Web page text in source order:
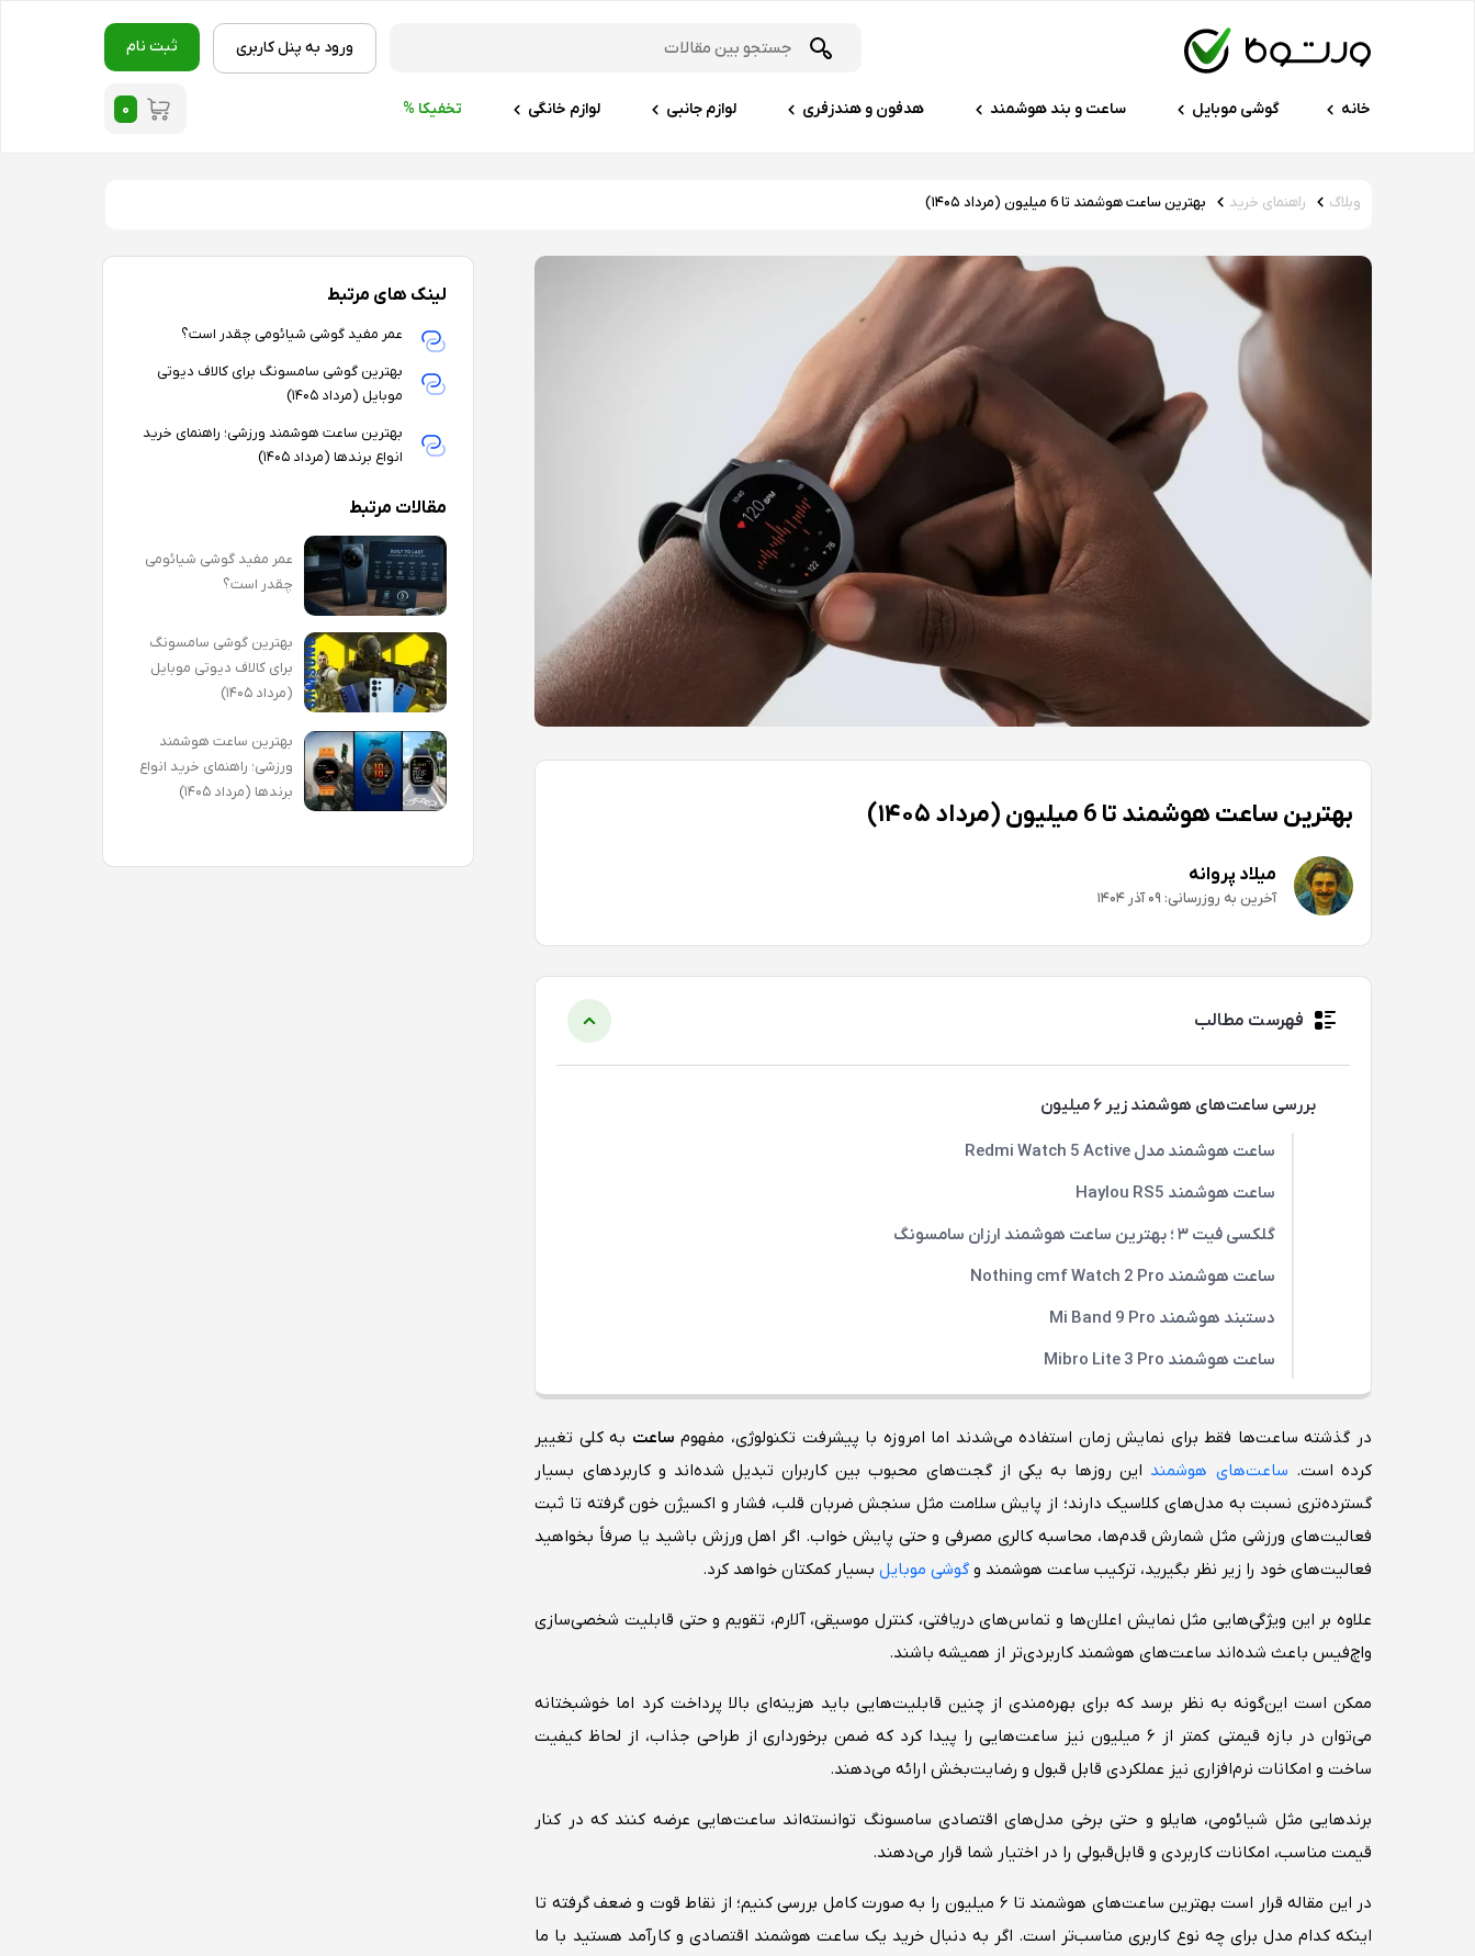
ورود به پنل کاربری ثبت نام
خانه گوشی موبایل ساعت و بند هوشمند هدفون و هندزفری لوازم جانبی لوازم خانگی تخفیکا % ۰
وبلاگ راهنمای خرید بهترین ساعت هوشمند تا 6 میلیون (مرداد ۱۴۰۵)
بهترین ساعت هوشمند تا 6 میلیون (مرداد ۱۴۰۵)
میلاد پروانه
آخرین به روزرسانی: ۰۹ آذر ۱۴۰۴
فهرست مطالب
بررسی ساعت‌های هوشمند زیر ۶ میلیون
ساعت هوشمند مدل Redmi Watch 5 Active
ساعت هوشمند Haylou RS5
گلکسی فیت ۳ ؛‌ بهترین ساعت هوشمند ارزان سامسونگ
ساعت هوشمند Nothing cmf Watch 2 Pro
دستبند هوشمند Mi Band 9 Pro
ساعت هوشمند Mibro Lite 3 Pro
در گذشته ساعت‌ها فقط برای نمایش زمان استفاده می‌شدند اما امروزه با پیشرفت تکنولوژی، مفهوم ساعت به‌ کلی تغییر
کرده است. ساعت‌های هوشمند این روزها به یکی از گجت‌های محبوب بین کاربران تبدیل شده‌اند و کاربردهای بسیار
گسترده‌تری نسبت به مدل‌های کلاسیک دارند؛ از پایش سلامت مثل سنجش ضربان قلب، فشار و اکسیژن خون گرفته تا ثبت
فعالیت‌های ورزشی مثل شمارش قدم‌ها، محاسبه کالری مصرفی و حتی پایش خواب. اگر اهل ورزش باشید یا صرفاً بخواهید
فعالیت‌های خود را زیر نظر بگیرید، ترکیب ساعت هوشمند وگوشی موبایل بسیار کمکتان خواهد کرد.
علاوه بر این ویژگی‌هایی مثل نمایش اعلان‌ها و تماس‌های دریافتی، کنترل موسیقی، آلارم، تقویم و حتی قابلیت شخصی‌سازی
واچ‌فیس باعث شده‌اند ساعت‌های هوشمند کاربردی‌تر از همیشه باشند.
ممکن است این‌گونه به نظر برسد که برای بهره‌مندی از چنین قابلیت‌هایی باید هزینه‌ای بالا پرداخت کرد اما خوشبختانه
می‌توان در بازه قیمتی کمتر از ۶ میلیون نیز ساعت‌هایی را پیدا کرد که ضمن برخورداری از طراحی جذاب، از لحاظ کیفیت
ساخت و امکانات نرم‌افزاری نیز عملکردی قابل قبول و رضایت‌بخش ارائه می‌دهند.
برندهایی مثل شیائومی، هایلو و حتی برخی مدل‌های اقتصادی سامسونگ توانسته‌اند ساعت‌هایی عرضه کنند که در کنار
قیمت مناسب، امکانات کاربردی و قابل‌قبولی را در اختیار شما قرار می‌دهند.
در این مقاله قرار است بهترین ساعت‌های هوشمند تا ۶ میلیون را به ‌صورت کامل بررسی کنیم؛ از نقاط قوت و ضعف گرفته تا
اینکه کدام مدل برای چه نوع کاربری مناسب‌تر است. اگر به دنبال خرید یک ساعت هوشمند اقتصادی و کارآمد هستید با ما
لینک های مرتبط
عمر مفید گوشی شیائومی چقدر است؟
بهترین گوشی سامسونگ برای کالاف دیوتی
موبایل (مرداد ۱۴۰۵)
بهترین ساعت هوشمند ورزشی؛ راهنمای خرید
انواع برندها (مرداد ۱۴۰۵)
مقالات مرتبط
عمر مفید گوشی شیائومی
چقدر است؟
بهترین گوشی سامسونگ
برای کالاف دیوتی موبایل
(مرداد ۱۴۰۵)
بهترین ساعت هوشمند
ورزشی؛ راهنمای خرید انواع
برندها (مرداد ۱۴۰۵)